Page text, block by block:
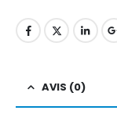
AVIS (0)